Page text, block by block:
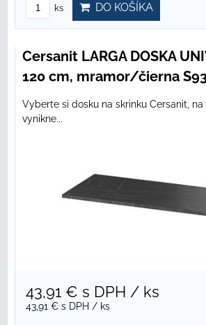
ks DO KOŠÍKA
Cersanit LARGA DOSKA
120 cm, mramor/čierna
Vyberte si dosku na skrinku Cersanit,
vynikne...
43,91 € s DPH / ks
43,91 € s DPH / ks